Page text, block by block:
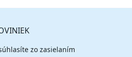
zo zasielaním